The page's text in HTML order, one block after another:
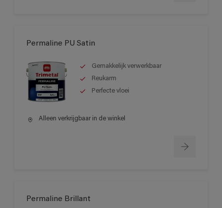
Permaline PU Satin
Gemakkelijk verwerkbaar
Reukarm
Perfecte vloei
Alleen verkrijgbaar in de winkel
Permaline Brillant